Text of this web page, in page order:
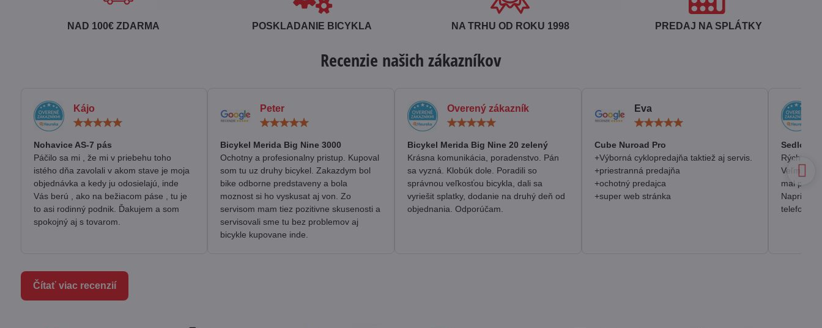
NAD 100€ ZDARMA POSKLADANIE BICYKLA NA TRHU OD ROKU 1998 PREDAJ NA SPLÁTKY
Recenzie našich zákazníkov
Kájo
Nohavice AS-7 pás
Páčilo sa mi , že mi v priebehu toho
istého dňa zavolali v akom stave je moja
objednávka a kedy ju odosielajú, inde
Vás berú , ako na bežiacom páse , tu je
to asi rodinný podnik. Ďakujem a som
spokojný aj s tovarom.
Peter
/
5
Bicykel Merida Big Nine 3000
Ochotny a profesionalny pristup. Kupoval
som tu uz druhy bicykel. Zakazdym bol
bike odborne predstaveny a bola
moznost si ho vyskusat aj von. Zo
servisom mam tiez pozitivne skusenosti a
servisovali sme tu bez problemov aj
bicykle kupovane inde.
Overený zákazník
/
5
Bicykel Merida Big Nine 20 zelený
Krásna komunikácia, poradenstvo. Pán
sa vyzná. Klobúk dole. Poradili so
správnou veľkosťou bicykla, dali sa
vyriešit splatky, dodanie na druhý deň od
objednania. Odporúčam.
Eva
Cube Nuroad Pro
+Výborná cyklopredajňa taktiež aj servis.
+priestranná predajňa
+ochotný predajca
+super web stránka
Sedlo
Rýchlosť,
Veľmi
mal
Napriek
Čítať viac recenzií